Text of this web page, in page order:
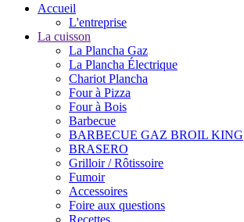
Accueil
L'entreprise
La cuisson
La Plancha Gaz
La Plancha Électrique
Chariot Plancha
Four à Pizza
Four à Bois
Barbecue
BARBECUE GAZ BROIL KING
BRASERO
Grilloir / Rôtissoire
Fumoir
Accessoires
Foire aux questions
Recettes